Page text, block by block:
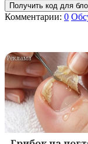
Получить код для
Комментарии: 0